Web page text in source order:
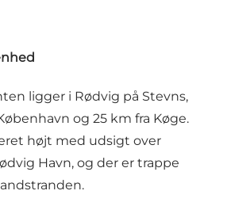
ligger i Rødvig på Stevns,
og 25 km fra Køge.
højt med udsigt over
Havn, og der er trappe